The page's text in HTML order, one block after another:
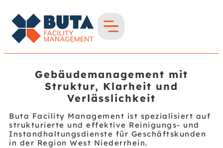
Gebäudemanagement mit
Struktur, Klarheit und
Verlässlichkeit
Buta Facility Management ist spezialisiert auf
strukturierte und effektive Reinigungs- und
Instandhaltungsdienste für Geschäftskunden
in der Region West Niederrhein.